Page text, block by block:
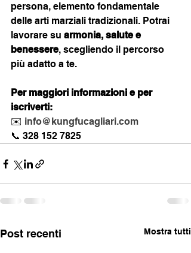
persona, elemento fondamentale
delle arti marziali tradizionali. Potrai
lavorare su armonia, salute e
benessere, scegliendo il percorso
più adatto a te.
Per maggiori informazioni e per
iscriverti:
✉️ info@kungfucagliari.com
📞 328 152 7825
Post recenti Mostra tutti